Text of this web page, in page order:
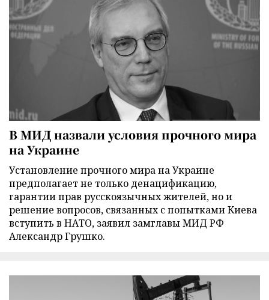
В МИД назвали условия прочного мира
на Украине
Установление прочного мира на Украине
предполагает не только денацификацию,
гарантии прав русскоязычных жителей, но и
решение вопросов, связанных с попытками Киева
вступить в НАТО, заявил замглавы МИД РФ
Александр Грушко.